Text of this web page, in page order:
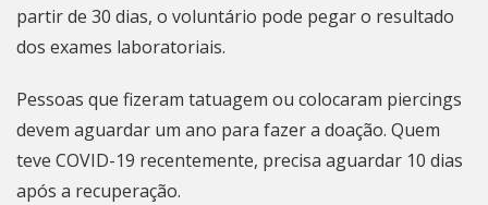
partir de 30 dias, o voluntário pode pegar o resultado
dos exames laboratoriais.
Pessoas que fizeram tatuagem ou colocaram piercings
devem aguardar um ano para fazer a doação. Quem
teve COVID-19 recentemente, precisa aguardar 10 dias
após a recuperação.